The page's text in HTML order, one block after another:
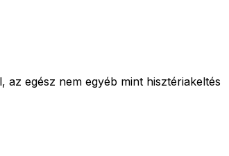
egész nem egyéb mint hisztériakeltés